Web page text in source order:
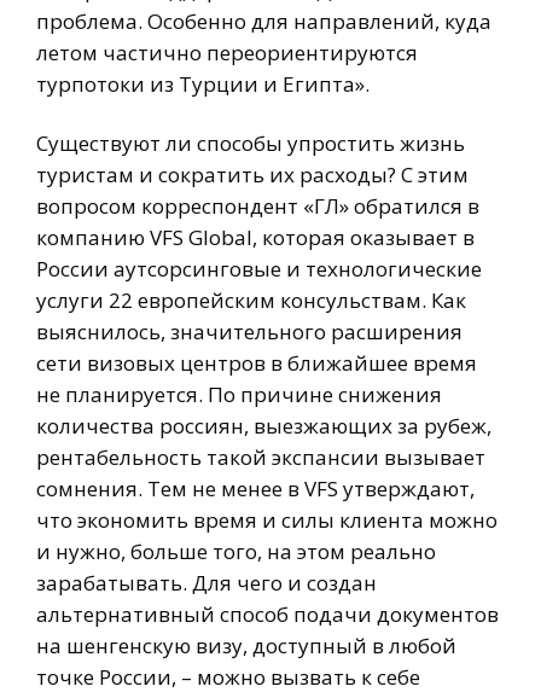
проблема. Особенно для направлений, куда
летом частично переориентируются
турпотоки из Турции и Египта».
Существуют ли способы упростить жизнь
туристам и сократить их расходы? С этим
вопросом корреспондент «ГЛ» обратился в
компанию VFS Global, которая оказывает в
России аутсорсинговые и технологические
услуги 22 европейским консульствам. Как
выяснилось, значительного расширения
сети визовых центров в ближайшее время
не планируется. По причине снижения
количества россиян, выезжающих за рубеж,
рентабельность такой экспансии вызывает
сомнения. Тем не менее в VFS утверждают,
что экономить время и силы клиента можно
и нужно, больше того, на этом реально
зарабатывать. Для чего и создан
альтернативный способ подачи документов
на шенгенскую визу, доступный в любой
точке России, – можно вызвать к себе